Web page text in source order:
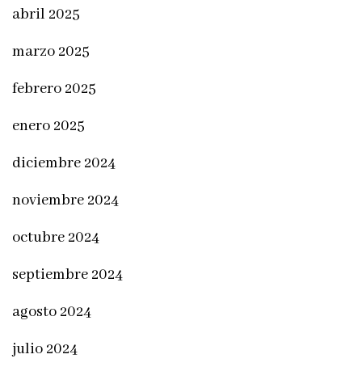
abril 2025
marzo 2025
febrero 2025
enero 2025
diciembre 2024
noviembre 2024
octubre 2024
septiembre 2024
agosto 2024
julio 2024